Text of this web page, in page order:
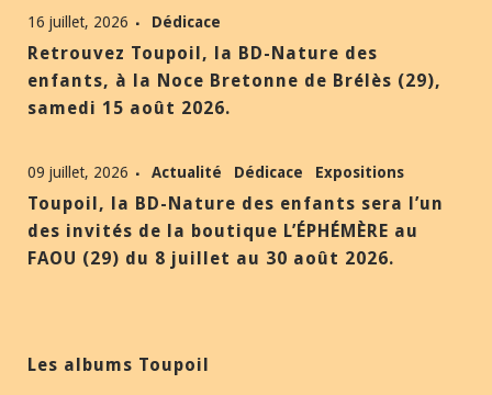
16 juillet, 2026 Dédicace
Retrouvez Toupoil, la BD-Nature des
enfants, à la Noce Bretonne de Brélès (29),
samedi 15 août 2026.
09 juillet, 2026 Actualité Dédicace Expositions
Toupoil, la BD-Nature des enfants sera l’un
des invités de la boutique L’ÉPHÉMÈRE au
FAOU (29) du 8 juillet au 30 août 2026.
Les albums Toupoil